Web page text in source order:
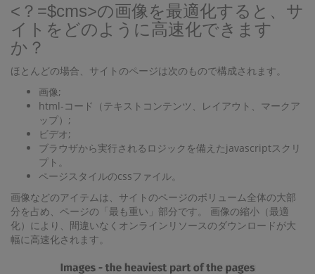
<？=$cms>の画像を最適化すると、サ
イトをどのように高速化できます
か？
ほとんどの場合、サイトのページは次のもので構成されます。
画像;
html-コード（テキストコンテンツ、レイアウト、マークア
ップ）;
ビデオ;
ブラウザから実行されるロジックを備えたjavascriptスクリ
プト。
ページスタイルのcssファイル。
画像などのアイテムは、サイトのページのボリューム全体の大部
分を占め、ページの「最も重い」部分です。 画像の縮小（最適
化）により、間違いなくオンラインリソースのダウンロードが大
幅に高速化されます。